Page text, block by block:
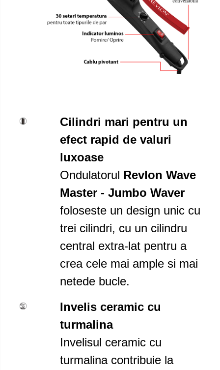
Cilindri mari pentru un
efect rapid de valuri
luxoase
Ondulatorul Revlon Wave
Master - Jumbo Waver
foloseste un design unic cu
trei cilindri, cu un cilindru
central extra-lat pentru a
crea cele mai ample si mai
netede bucle.
Invelis ceramic cu
turmalina
Invelisul ceramic cu
turmalina contribuie la